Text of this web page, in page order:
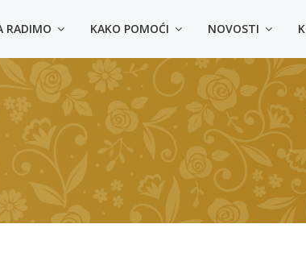
RADIMO KAKO POMOĆI NOVOSTI